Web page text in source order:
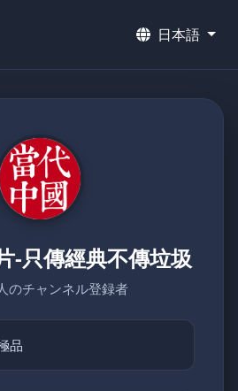
日本語
-只傳經典不傳垃圾
のチャンネル登録者
品